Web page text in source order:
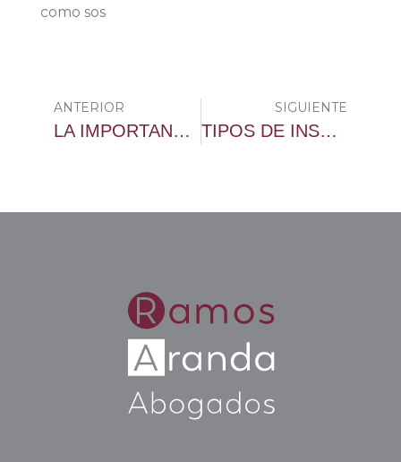
como sos
ANTERIOR
LA IMPORTANCIA DEL DEBER DE INFORMACIÓN DEL ASEGURADO EN LOS SEGUROS DE VIDA Y LA INTERPRETACIÓN JURISPRUDENCIAL DEL MISMO.
SIGUIENTE
TIPOS DE INSOLVENCIA EMPRESARIAL: ACTUAL, INMINENTE Y PROBABLE